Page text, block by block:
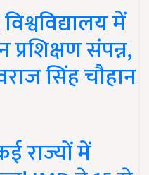
में
संपन्न,
सिंह चौहान
राज्यों में